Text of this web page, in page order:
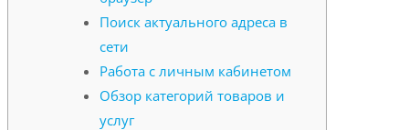
Поиск актуального адреса в
сети
Работа с личным кабинетом
Обзор категорий товаров и
услуг